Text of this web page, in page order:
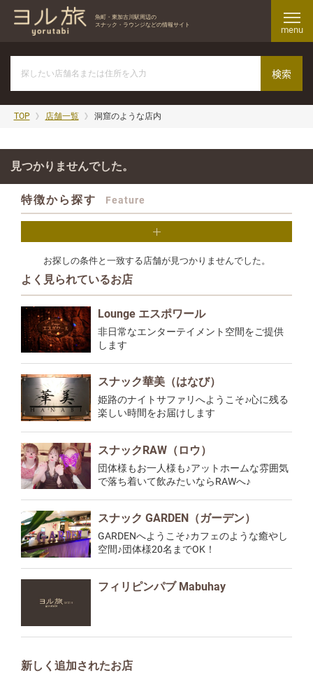
魚町・東加古川駅周辺の
スナック・ラウンジなどの情報サイト
menu
TOP 店舗一覧 洞窟のような店内
見つかりませんでした。
特徴から探す Feature
お探しの条件と一致する店舗が見つかりませんでした。
よく見られているお店
Lounge エスポワール
非日常なエンターテイメント空間をご提供
します
スナック華美（はなび）
姫路のナイトサファリへようこそ♪心に残る
楽しい時間をお届けします
スナックRAW（ロウ）
団体様もお一人様も♪アットホームな雰囲気
で落ち着いて飲みたいならRAWへ♪
スナック GARDEN（ガーデン）
GARDENへようこそ♪カフェのような癒やし
空間♪団体様20名までOK！
フィリピンパブ Mabuhay
新しく追加されたお店